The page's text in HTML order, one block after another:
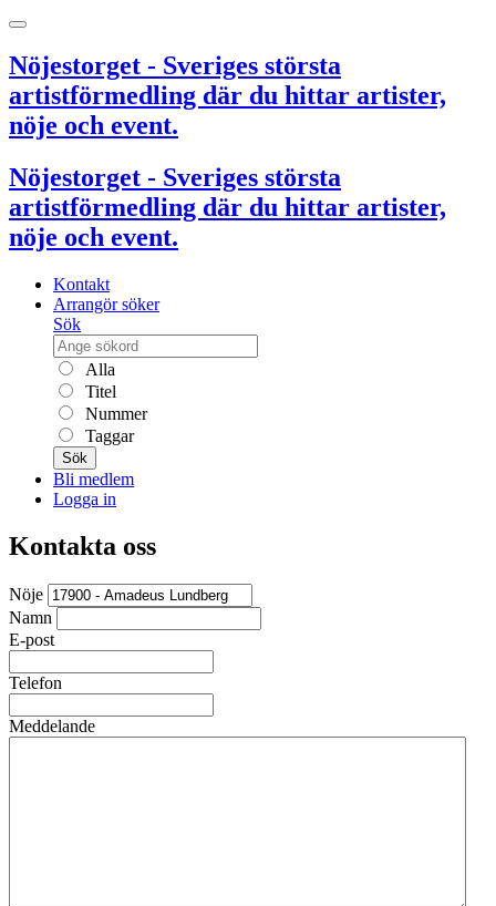
Nöjestorget - Sveriges största
artistförmedling där du hittar artister,
nöje och event.
Nöjestorget - Sveriges största
artistförmedling där du hittar artister,
nöje och event.
Kontakt
Arrangör söker
Sök
Alla
Titel
Nummer
Taggar
Sök
Bli medlem
Logga in
Kontakta oss
Nöje
Namn
E-post
Telefon
Meddelande